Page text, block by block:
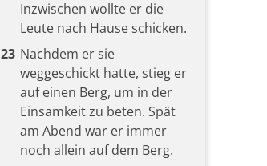
Inzwischen wollte er die
Leute nach Hause schicken.
23 Nachdem er sie
weggeschickt hatte, stieg er
auf einen Berg, um in der
Einsamkeit zu beten. Spät
am Abend war er immer
noch allein auf dem Berg.